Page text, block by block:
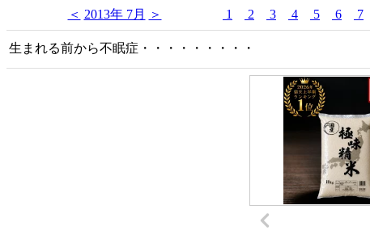
＜ 2013年 7月 ＞ 1 2 3 4 5 6 7
生まれる前から不眠症・・・・・・・・・